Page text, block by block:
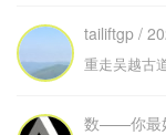
tailiftgp /
重走吴越古
数——你最